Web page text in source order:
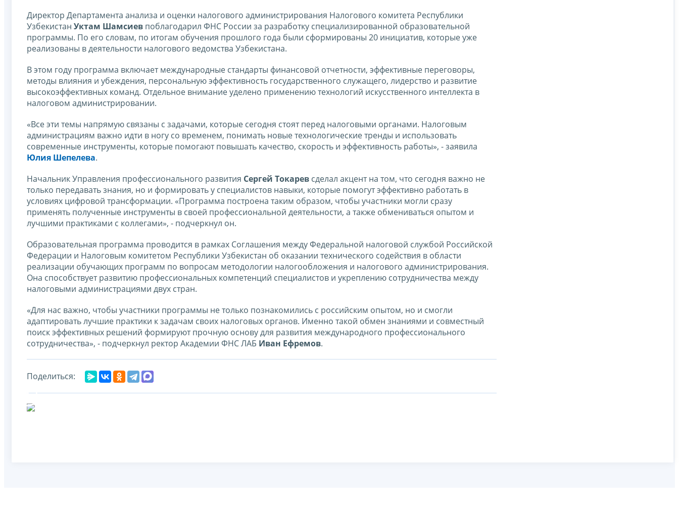
Директор Департамента анализа и оценки налогового администрирования Налогового комитета Республики
Узбекистан Уктам Шамсиев поблагодарил ФНС России за разработку специализированной образовательной
программы. По его словам, по итогам обучения прошлого года были сформированы 20 инициатив, которые уже
реализованы в деятельности налогового ведомства Узбекистана.
В этом году программа включает международные стандарты финансовой отчетности, эффективные переговоры,
методы влияния и убеждения, персональную эффективность государственного служащего, лидерство и развитие
высокоэффективных команд. Отдельное внимание уделено применению технологий искусственного интеллекта в
налоговом администрировании.
«Все эти темы напрямую связаны с задачами, которые сегодня стоят перед налоговыми органами. Налоговым
администрациям важно идти в ногу со временем, понимать новые технологические тренды и использовать
современные инструменты, которые помогают повышать качество, скорость и эффективность работы», - заявила
Юлия Шепелева.
Начальник Управления профессионального развития Сергей Токарев сделал акцент на том, что сегодня важно не
только передавать знания, но и формировать у специалистов навыки, которые помогут эффективно работать в
условиях цифровой трансформации. «Программа построена таким образом, чтобы участники могли сразу
применять полученные инструменты в своей профессиональной деятельности, а также обмениваться опытом и
лучшими практиками с коллегами», - подчеркнул он.
Образовательная программа проводится в рамках Соглашения между Федеральной налоговой службой Российской
Федерации и Налоговым комитетом Республики Узбекистан об оказании технического содействия в области
реализации обучающих программ по вопросам методологии налогообложения и налогового администрирования.
Она способствует развитию профессиональных компетенций специалистов и укреплению сотрудничества между
налоговыми администрациями двух стран.
«Для нас важно, чтобы участники программы не только познакомились с российским опытом, но и смогли
адаптировать лучшие практики к задачам своих налоговых органов. Именно такой обмен знаниями и совместный
поиск эффективных решений формируют прочную основу для развития международного профессионального
сотрудничества», - подчеркнул ректор Академии ФНС ЛАБ Иван Ефремов.
Поделиться: